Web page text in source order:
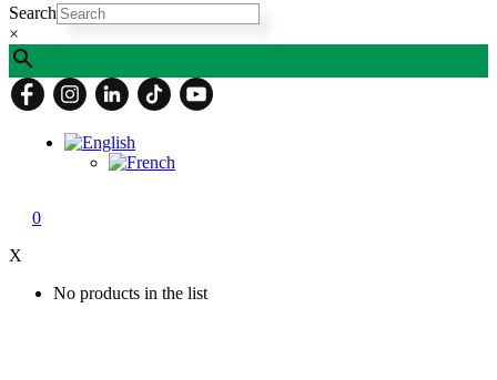
Search
×
0
X
No products in the list